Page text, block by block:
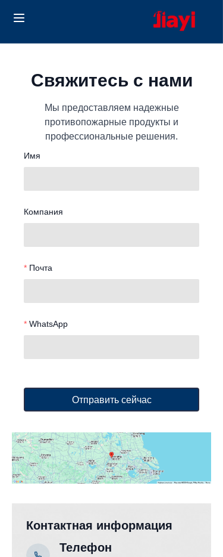
Свяжитесь с нами
Мы предоставляем надежные
противопожарные продукты и
профессиональные решения.
Контактная информация
Телефон
Контакт
Имя
Компания
Почта
WhatsApp
Отправить сейчас
Products
Solutions